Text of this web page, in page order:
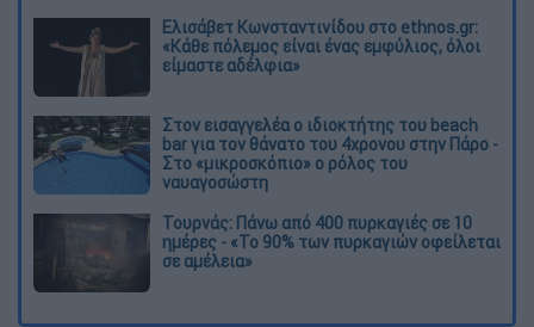
Ελισάβετ Κωνσταντινίδου στο ethnos.gr:
«Κάθε πόλεμος είναι ένας εμφύλιος, όλοι
είμαστε αδέλφια»
Στον εισαγγελέα ο ιδιοκτήτης του beach
bar για τον θάνατο του 4χρονου στην Πάρο -
Στο «μικροσκόπιο» ο ρόλος του
ναυαγοσώστη
Τουρνάς: Πάνω από 400 πυρκαγιές σε 10
ημέρες - «Το 90% των πυρκαγιών οφείλεται
σε αμέλεια»